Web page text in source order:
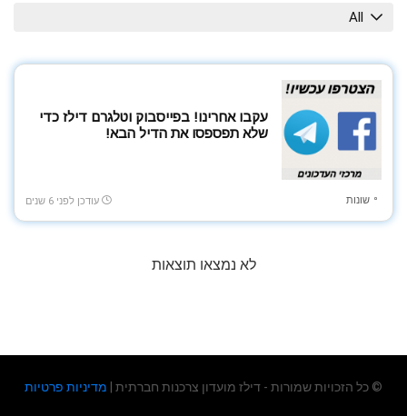
All
עקבו אחרינו! בפייסבוק וטלגרם דילז כדי
שלא תפספסו את הדיל הבא!
שונות עודכן לפני 6 שנים
לא נמצאו תוצאות
© כל הזכויות שמורות - דילז מועדון צרכנות חברתית | מדיניות פרטיות